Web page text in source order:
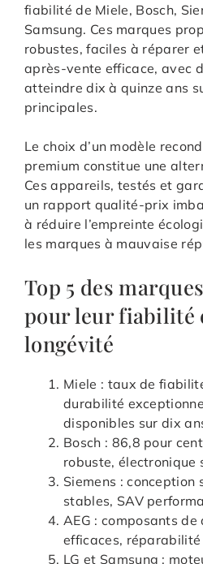
fiabilité de Miele, Bosch,
Samsung. Ces marques
robustes, faciles à réparer
après-vente efficace, avec
atteindre dix à quinze ans
principales.
Le choix d’un modèle
premium constitue une
Ces appareils, testés et
un rapport qualité-prix
à réduire l’empreinte
les marques à mauvaise
Top 5 des
pour leur fiabilité
longévité
Miele : taux de
durabilité
disponibles sur dix
Bosch : 86,8 pour
robuste, électronique
Siemens : conception
stables, SAV
AEG : composants
efficaces,
LG et Samsung :